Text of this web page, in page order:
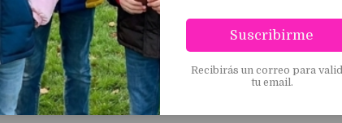
Suscribirme
Recibirás un correo para
tu email.